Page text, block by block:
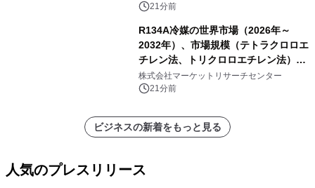
21分前
R134A冷媒の世界市場（2026年～
2032年）、市場規模（テトラクロロエ
チレン法、トリクロロエチレン法）・
分析レポートを発表
株式会社マーケットリサーチセンター
21分前
ビジネスの新着をもっと見る
人気のプレスリリース